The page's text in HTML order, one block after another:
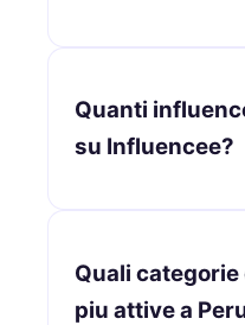
Quanti
su Influencee?
Quali
piu attive a